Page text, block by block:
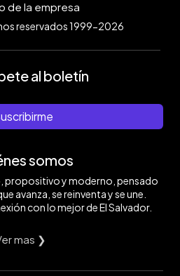
reservados 1999-2026
al boletín
somos
propositivo y moderno, pensado
avanza, se reinventa y se une.
con lo mejor de El Salvador.
mas ❯